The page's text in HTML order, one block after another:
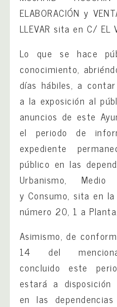
ELABORACIÓN y
LLEVAR sita en C/ EL
Lo que se hace
conocimiento,
días hábiles, a
a la exposición al
anuncios de este
el periodo de
expediente
público en las
Urbanismo,
y Consumo, sita en
número 20, 1 a Planta.
Asimismo, de
14 del
concluido este
estará a
en las